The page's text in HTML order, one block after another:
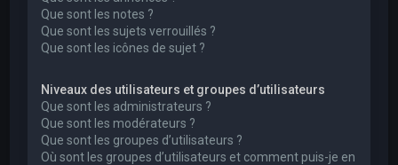
Que sont les notes ?
Que sont les sujets verrouillés ?
Que sont les icônes de sujet ?
Niveaux des utilisateurs et groupes d’utilisateurs
Que sont les administrateurs ?
Que sont les modérateurs ?
Que sont les groupes d’utilisateurs ?
Où sont les groupes d’utilisateurs et comment puis-je en